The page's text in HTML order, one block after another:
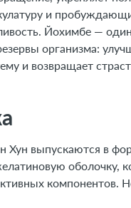
и
Йохимбе —
организма:
и возвращает
Хун выпускаются в
оболочку,
компонентов.